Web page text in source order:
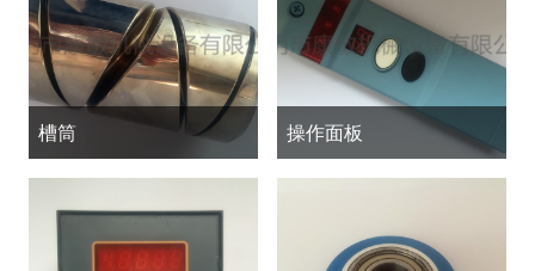
槽筒 操作面板